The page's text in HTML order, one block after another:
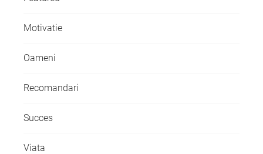
Motivatie
Oameni
Recomandari
Succes
Viata